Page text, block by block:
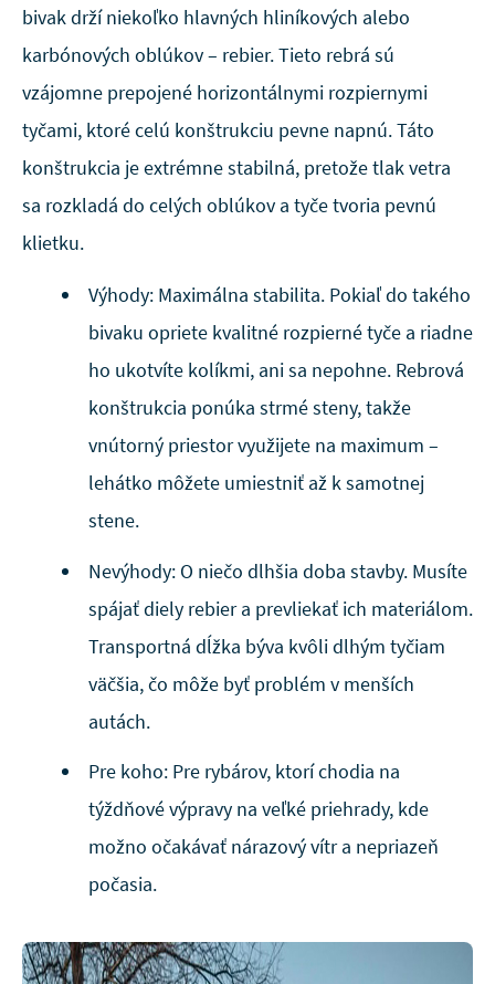
bivak drží niekoľko hlavných hliníkových alebo
karbónových oblúkov – rebier. Tieto rebrá sú
vzájomne prepojené horizontálnymi rozpiernymi
tyčami, ktoré celú konštrukciu pevne napnú. Táto
konštrukcia je extrémne stabilná, pretože tlak vetra
sa rozkladá do celých oblúkov a tyče tvoria pevnú
klietku.
Výhody: Maximálna stabilita. Pokiaľ do takého
bivaku opriete kvalitné rozpierné tyče a riadne
ho ukotvíte kolíkmi, ani sa nepohne. Rebrová
konštrukcia ponúka strmé steny, takže
vnútorný priestor využijete na maximum –
lehátko môžete umiestniť až k samotnej
stene.
Nevýhody: O niečo dlhšia doba stavby. Musíte
spájať diely rebier a prevliekať ich materiálom.
Transportná dĺžka býva kvôli dlhým tyčiam
väčšia, čo môže byť problém v menších
autách.
Pre koho: Pre rybárov, ktorí chodia na
týždňové výpravy na veľké priehrady, kde
možno očakávať nárazový vítr a nepriazeň
počasia.